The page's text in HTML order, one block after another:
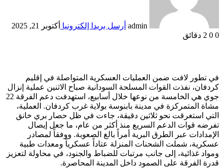
admin أرسل بريدا إلكترونيا أكتوبر 21, 2025
0
2 دقائق
في تطور لافت ضمن العمليات العسكرية المتواصلة في إقليم
كردفان، نفذت القوات المسلحة السودانية صباح الاثنين عملية إنزال
جوي هي الخامسة من نوعها خلال أسابيع، استهدفت دعم الفرقة 22
مشاة المتمركزة في مدينة بابنوسة بولاية غرب كردفان. العملية،
التي استغرقت نحو ثلاثين دقيقة، جاءت في ظل حصار بري خانق
تفرضه قوات الدعم السريع منذ أكثر من عام، ما جعل إيصال
الإمدادات عبر الطرق البرية أمراً بالغ الصعوبة. ووفقاً لمصادر
عسكرية، شملت الشحنات المنزلة عتاداً عسكرياً ومعدات طبية
ومواد غذائية، إلى جانب مرتبات للضباط والجنود، في محاولة لتعزيز
قدرة الفرقة على الصمود داخل المدينة المحاصرة.